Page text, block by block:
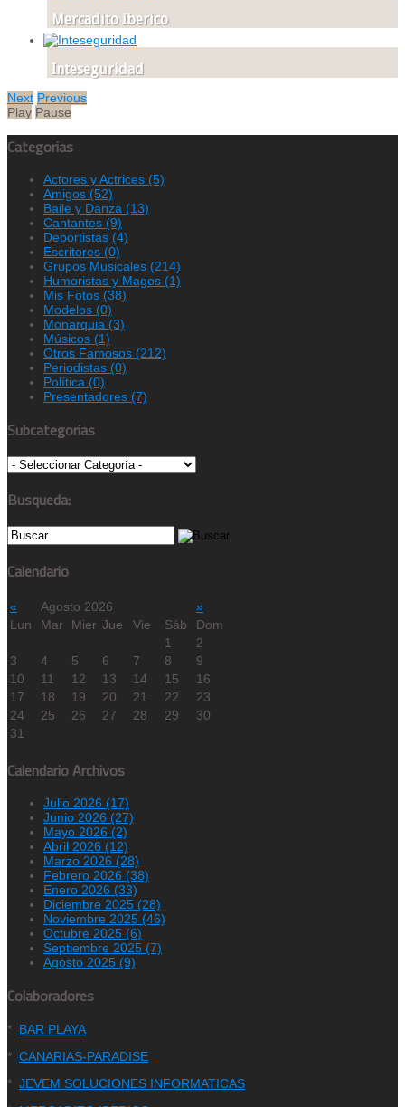
Mercadito Iberico
Inteseguridad
Next Previous
Play Pause
Categorias
Actores y Actrices (5)
Amigos (52)
Baile y Danza (13)
Cantantes (9)
Deportistas (4)
Escritores (0)
Grupos Musicales (214)
Humoristas y Magos (1)
Mis Fotos (38)
Modelos (0)
Monarquia (3)
Músicos (1)
Otros Famosos (212)
Periodistas (0)
Política (0)
Presentadores (7)
Subcategorias
Busqueda:
Calendario
« Agosto 2026
»
Lun
Mar Mier Jue Vie Sáb
Dom
1
2
3
4 5 6 7 8
9
10
11 12 13 14 15
16
17
18 19 20 21 22
23
24
25 26 27 28 29
30
31
Calendario Archivos
Julio 2026 (17)
Junio 2026 (27)
Mayo 2026 (2)
Abril 2026 (12)
Marzo 2026 (28)
Febrero 2026 (38)
Enero 2026 (33)
Diciembre 2025 (28)
Noviembre 2025 (46)
Octubre 2025 (6)
Septiembre 2025 (7)
Agosto 2025 (9)
Colaboradores
* BAR PLAYA
* CANARIAS-PARADISE
* JEVEM SOLUCIONES INFORMATICAS